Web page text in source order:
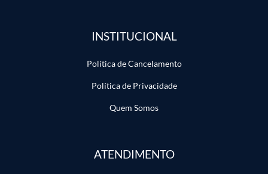
INSTITUCIONAL
Política de Cancelamento
Política de Privacidade
Quem Somos
ATENDIMENTO